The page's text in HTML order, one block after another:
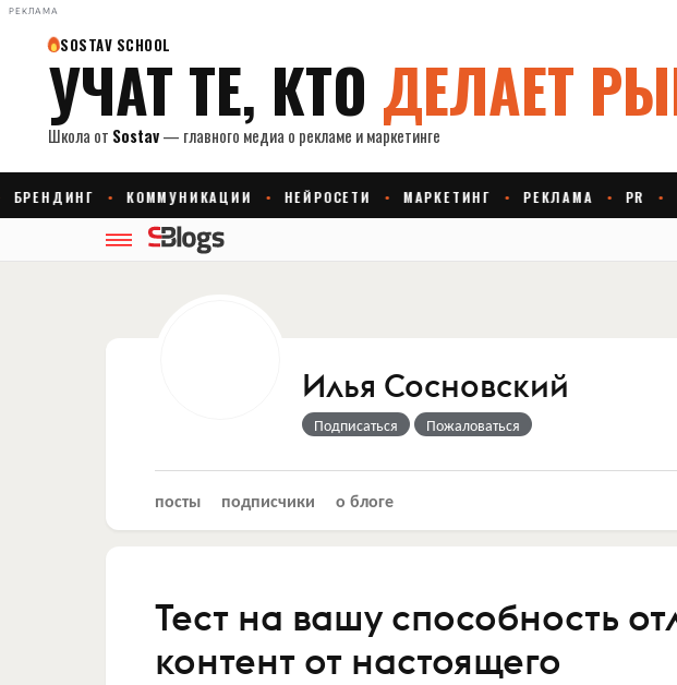
РЕКЛАМА
Илья Сосновский
Подписаться Пожаловаться
посты подписчики о блоге
Тест на вашу способность
контент от настоящего